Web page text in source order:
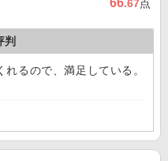
66.67点
判
るので、満足している。